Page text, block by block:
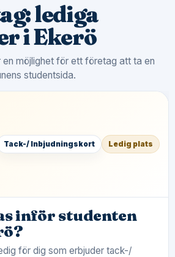
lediga
i Ekerö
möjlighet för ett företag att ta en
studentsida.
Tack-/ Inbjudningskort Ledig plats
inför studenten
för dig som erbjuder tack-/